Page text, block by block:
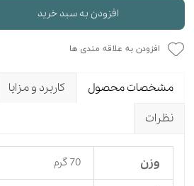
افزودن به سبد خرید
افزودن به علاقه مندی ها
مشخصات محصول کاربرد و مزایا
نظرات
وزن 70 گرم